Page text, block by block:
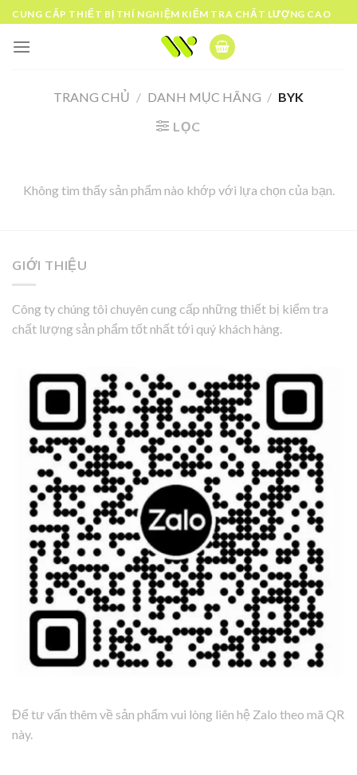
Skip
to
content
CUNG CẤP THIẾT BỊ THÍ NGHIỆM KIỂM TRA CHẤT LƯỢNG CAO
TRANG CHỦ / DANH MỤC HÃNG / BYK
LỌC
Không tìm thấy sản phẩm nào khớp với lựa chọn của bạn.
GIỚI THIỆU
Công ty chúng tôi chuyên cung cấp những thiết bị kiểm tra
chất lượng sản phẩm tốt nhất tới quý khách hàng.
Để tư vấn thêm về sản phẩm vui lòng liên hệ Zalo theo mã QR
này.